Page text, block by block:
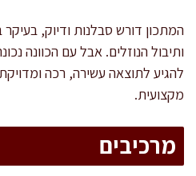
המתכון דורש סבלנות ודיוק, בעיקר
ותיבול הנוזלים. אבל עם הכוונה
להגיע לתוצאה עשירה, רכה
מקצועית.
מרכיבים